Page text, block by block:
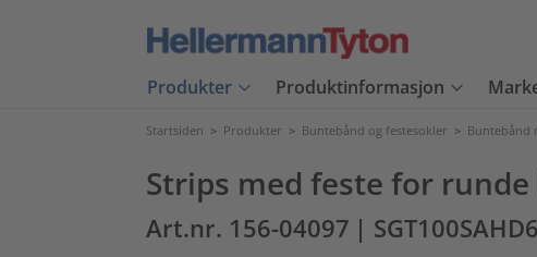
Produkter Produktinformasjon
Startsiden > Produkter > Buntebånd og festesokler > Buntebånd
Strips med feste for
Art.nr. 156-04097 |